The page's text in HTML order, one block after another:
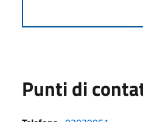
Punti di